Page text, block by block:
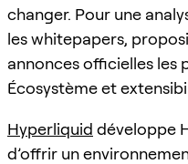
changer. Pour une
les whitepapers,
annonces officielles les
Écosystème et
Hyperliquid développe
d’offrir un